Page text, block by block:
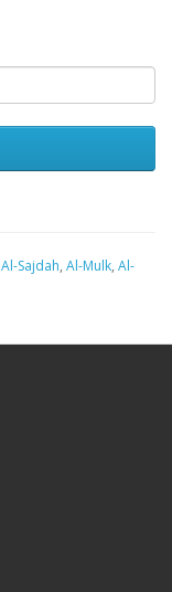
Al-Sajdah, Al-Mulk, Al-